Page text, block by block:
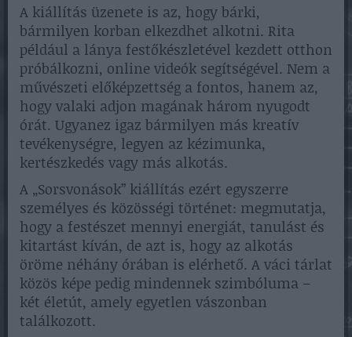
A kiállítás üzenete is az, hogy bárki,
bármilyen korban elkezdhet alkotni. Rita
például a lánya festőkészletével kezdett otthon
próbálkozni, online videók segítségével. Nem a
művészeti előképzettség a fontos, hanem az,
hogy valaki adjon magának három nyugodt
órát. Ugyanez igaz bármilyen más kreatív
tevékenységre, legyen az kézimunka,
kertészkedés vagy más alkotás.
A „Sorsvonások” kiállítás ezért egyszerre
személyes és közösségi történet: megmutatja,
hogy a festészet mennyi energiát, tanulást és
kitartást kíván, de azt is, hogy az alkotás
öröme néhány órában is elérhető. A váci tárlat
közös képe pedig mindennek szimbóluma –
két életút, amely egyetlen vászonban
találkozott.